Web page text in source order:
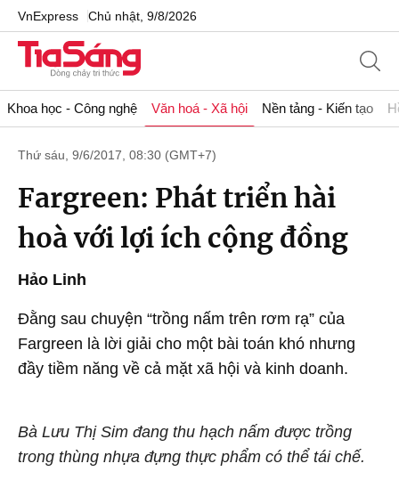
VnExpress Chủ nhật, 9/8/2026
Khoa học - Công nghệ Văn hoá - Xã hội Nền tảng - Kiến tạo
Thứ sáu, 9/6/2017, 08:30 (GMT+7)
Fargreen: Phát triển hài
hoà với lợi ích cộng đồng
Hảo Linh
Đằng sau chuyện “trồng nấm trên rơm rạ” của
Fargreen là lời giải cho một bài toán khó nhưng
đầy tiềm năng về cả mặt xã hội và kinh doanh.
Bà Lưu Thị Sim đang thu hạch nấm được trồng
trong thùng nhựa đựng thực phẩm có thể tái chế.